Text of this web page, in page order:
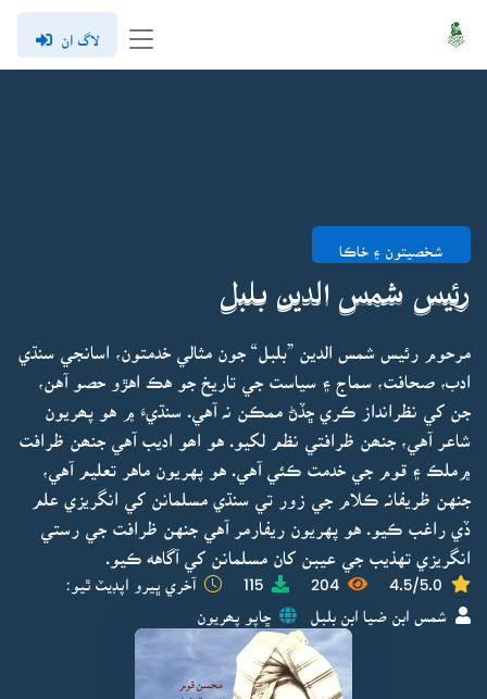
لاگ ان
شخصيتون ۽ خاڪا
رئيس شمس الدين بلبل
مرحوم رئيس شمس الدين ”بلبل“ جون مثالي خدمتون، اسانجي سنڌي
ادب، صحافت، سماج ۽ سياست جي تاريخ جو هڪ اهڙو حصو آهن،
جن کي نظرانداز ڪري ڇڏڻ ممڪن نہ آهي. سنڌيءَ ۾ هو پھريون
شاعر آهي، جنھن ظرافتي نظم لکيو. هو اھو اديب آهي جنھن ظرافت
۾ملڪ ۽ قوم جي خدمت ڪئي آهي. هو پهريون ماهر تعليم آهي،
جنهن ظريفانہ ڪلام جي زور تي سنڌي مسلمانن کي انگريزي علم
ڏي راغب ڪيو. هو پهريون ريفارمر آهي جنهن ظرافت جي رستي
انگريزي تهذيب جي عيبن کان مسلمانن کي آگاهه ڪيو.
4.5/5.0
204
115 آخري ڀيرو اپڊيٽ ٿيو:
شمس ابن ضيا ابن بلبل ڇاپو پھريون